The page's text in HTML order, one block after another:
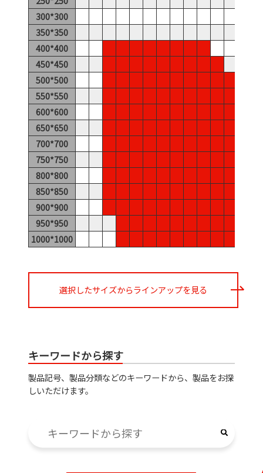
300*300
350*350
400*400
450*450
500*500
550*550
600*600
650*650
700*700
750*750
800*800
850*850
900*900
950*950
1000*1000
選択したサイズからラインアップを見る
キーワードから探す
製品記号、製品分類などのキーワードから、製品をお探
しいただけます。